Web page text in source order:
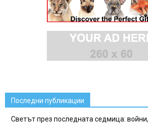
Последни публикации
Светът през последната седмица: